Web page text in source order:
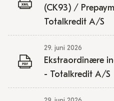
(CK93) /
Totalkredit A/S
29. juni 2026
Ekstraordinære
- Totalkredit A/S